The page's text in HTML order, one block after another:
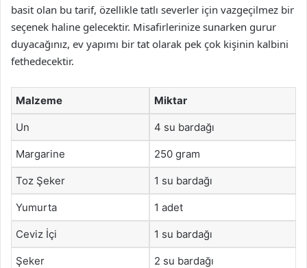
basit olan bu tarif, özellikle tatlı severler için vazgeçilmez bir
seçenek haline gelecektir. Misafirlerinize sunarken gurur
duyacağınız, ev yapımı bir tat olarak pek çok kişinin kalbini
fethedecektir.
Malzeme Miktar
Un 4 su bardağı
Margarine 250 gram
Toz Şeker 1 su bardağı
Yumurta 1 adet
Ceviz İçi 1 su bardağı
Şeker 2 su bardağı